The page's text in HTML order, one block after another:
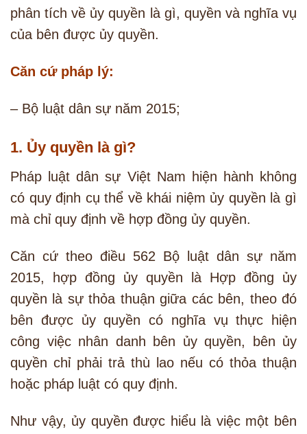
phân tích về ủy quyền là gì, quyền và nghĩa vụ
của bên được ủy quyền.
Căn cứ pháp lý:
– Bộ luật dân sự năm 2015;
1. Ủy quyền là gì?
Pháp luật dân sự Việt Nam hiện hành không
có quy định cụ thể về khái niệm ủy quyền là gì
mà chỉ quy định về hợp đồng ủy quyền.
Căn cứ theo điều 562 Bộ luật dân sự năm
2015, hợp đồng ủy quyền là Hợp đồng ủy
quyền là sự thỏa thuận giữa các bên, theo đó
bên được ủy quyền có nghĩa vụ thực hiện
công việc nhân danh bên ủy quyền, bên ủy
quyền chỉ phải trả thù lao nếu có thỏa thuận
hoặc pháp luật có quy định.
Như vậy, ủy quyền được hiểu là việc một bên